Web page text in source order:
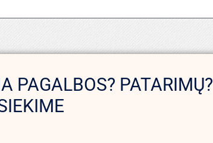
PAGALBOS? PATARIMŲ?